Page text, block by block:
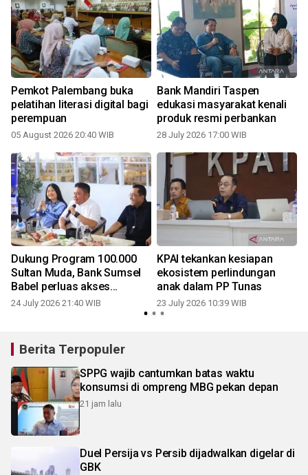
Pemkot Palembang buka
pelatihan literasi digital bagi
perempuan
05 August 2026 20:40 WIB
Bank Mandiri Taspen
edukasi masyarakat kenali
produk resmi perbankan
28 July 2026 17:00 WIB
Dukung Program 100.000
Sultan Muda, Bank Sumsel
Babel perluas akses
pembiayaan UMKM
24 July 2026 21:40 WIB
KPAI tekankan kesiapan
ekosistem perlindungan
anak dalam PP Tunas
23 July 2026 10:39 WIB
Berita Terpopuler
SPPG wajib cantumkan batas waktu
konsumsi di ompreng MBG pekan depan
21 jam lalu
Duel Persija vs Persib dijadwalkan digelar di
GBK